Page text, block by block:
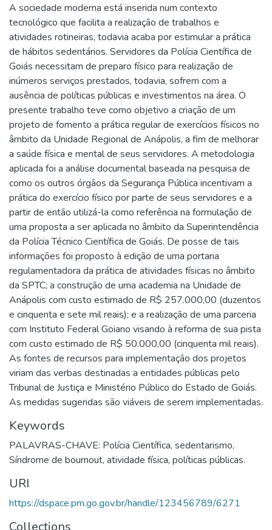
A sociedade moderna está inserida num contexto
tecnológico que facilita a realização de trabalhos e
atividades rotineiras, todavia acaba por estimular a prática
de hábitos sedentários. Servidores da Polícia Científica de
Goiás necessitam de preparo físico para realização de
inúmeros serviços prestados, todavia, sofrem com a
ausência de políticas públicas e investimentos na área. O
presente trabalho teve como objetivo a criação de um
projeto de fomento a prática regular de exercícios físicos no
âmbito da Unidade Regional de Anápolis, a fim de melhorar
a saúde física e mental de seus servidores. A metodologia
aplicada foi a análise documental baseada na pesquisa de
como os outros órgãos da Segurança Pública incentivam a
prática do exercício físico por parte de seus servidores e a
partir de então utilizá-la como referência na formulação de
uma proposta a ser aplicada no âmbito da Superintendência
da Polícia Técnico Científica de Goiás. De posse de tais
informações foi proposto à edição de uma portaria
regulamentadora da prática de atividades físicas no âmbito
da SPTC; a construção de uma academia na Unidade de
Anápolis com custo estimado de R$ 257.000,00 (duzentos
e cinquenta e sete mil reais); e a realização de uma parceria
com Instituto Federal Goiano visando à reforma de sua pista
com custo estimado de R$ 50.000,00 (cinquenta mil reais).
As fontes de recursos para implementação dos projetos
viriam das verbas destinadas a entidades públicas pelo
Tribunal de Justiça e Ministério Público do Estado de Goiás.
As medidas sugeridas são viáveis de serem implementadas.
Keywords
PALAVRAS-CHAVE: Polícia Científica, sedentarismo,
Síndrome de bournout, atividade física, políticas públicas.
URI
https://dspace.pm.go.gov.br/handle/123456789/6271
Collections